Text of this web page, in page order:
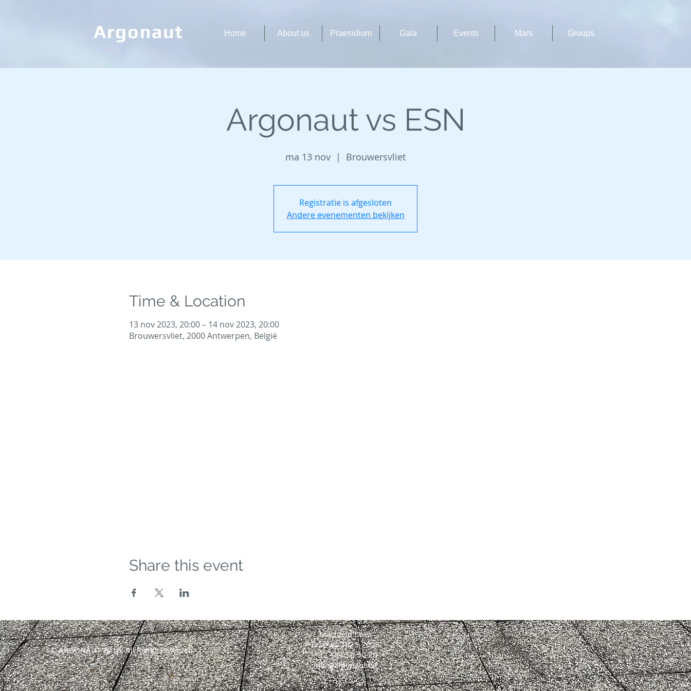
Argonaut Home About us Praesidium Gala Events Mars Groups
Argonaut vs ESN
ma 13 nov
  |
Brouwersvliet
Registratie is afgesloten
Andere evenementen bekijken
Time & Location
13 nov 2023, 20:00 – 14 nov 2023, 20:00
Brouwersvliet, 2000 Antwerpen, België
Share this event
© ARGONAUT 2016. All Rights Reserved
Machteld Daes
Praeses 2025-2026
+32 484 55 50 20
info@argonaut.be